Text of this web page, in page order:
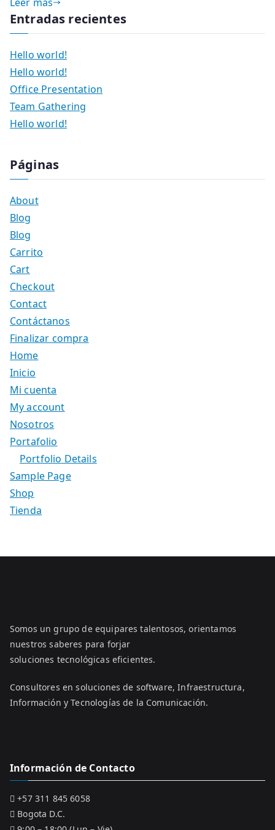
Entradas recientes
Hello world!
Hello world!
Office Presentation
Team Gathering
Hello world!
Páginas
About
Blog
Blog
Carrito
Cart
Checkout
Contact
Contáctanos
Finalizar compra
Home
Inicio
Mi cuenta
My account
Nosotros
Portafolio
Portfolio Details
Sample Page
Shop
Tienda
Somos un grupo de equipares talentosos, orientamos
nuestros saberes para forjar
soluciones tecnológicas eficientes.
Consultores en soluciones de software, Infraestructura,
Información y Tecnologías de la Comunicación.
Información de Contacto
+57 311 845 6058
Bogota D.C.